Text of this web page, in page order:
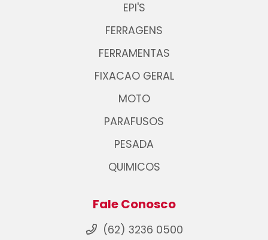
EPI'S
FERRAGENS
FERRAMENTAS
FIXACAO GERAL
MOTO
PARAFUSOS
PESADA
QUIMICOS
Fale Conosco
(62) 3236 0500